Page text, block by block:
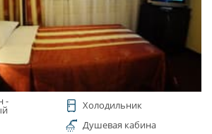
-
Холодильник
Душевая кабина